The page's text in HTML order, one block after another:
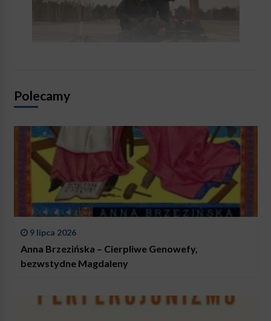
Polecamy
9 lipca 2026
Anna Brzezińska – Cierpliwe Genowefy,
bezwstydne Magdaleny